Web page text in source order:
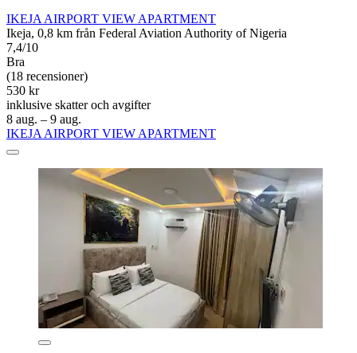
IKEJA AIRPORT VIEW APARTMENT
Ikeja, 0,8 km från Federal Aviation Authority of Nigeria
7,4/10
Bra
(18 recensioner)
530 kr
inklusive skatter och avgifter
8 aug. – 9 aug.
IKEJA AIRPORT VIEW APARTMENT